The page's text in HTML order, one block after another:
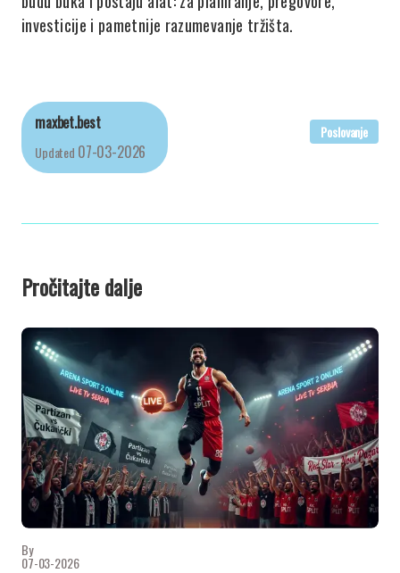
investicije i pametnije razumevanje tržišta.
maxbet.best
Updated 07-03-2026
Poslovanje
Pročitajte dalje
By
07-03-2026